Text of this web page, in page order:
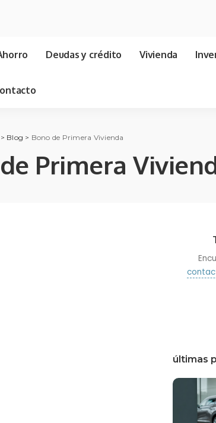
Deudas y crédito Vivienda
> Blog > Bono de Primera Vivienda
Primera
últimas